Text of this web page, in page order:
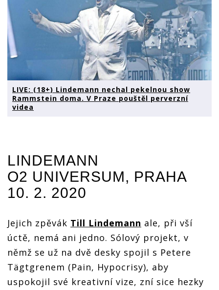
LIVE: (18+) Lindemann nechal pekelnou show
Rammstein doma. V Praze pouštěl perverzní
videa
LINDEMANN
O2 UNIVERSUM, PRAHA
10. 2. 2020
Jejich zpěvák Till Lindemann ale, při vší
úctě, nemá ani jedno. Sólový projekt, v
němž se už na dvě desky spojil s Petere
Tägtgrenem (Pain, Hypocrisy), aby
uspokojil své kreativní vize, zní sice hezky